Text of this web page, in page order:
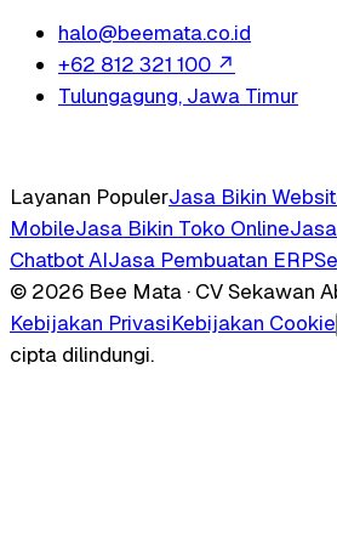
halo@beemata.co.id
+62 812 321 100 ↗
Tulungagung, Jawa Timur
Layanan PopulerJasa Bikin
MobileJasa Bikin Toko Online
Chatbot AIJasa Pembuatan ERP
© 2026 Bee Mata · CV Sekawan
Kebijakan PrivasiKebijakan Cookie
cipta dilindungi.